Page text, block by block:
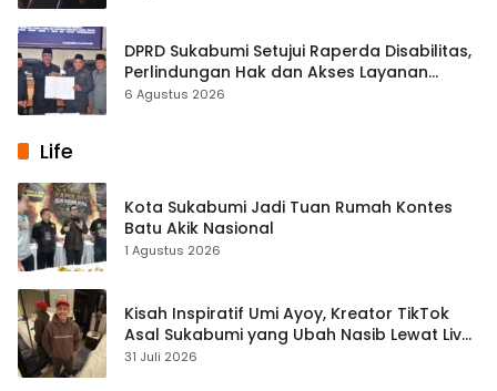
DPRD Sukabumi Setujui Raperda Disabilitas,
Perlindungan Hak dan Akses Layanan
Diperkuat
6 Agustus 2026
Life
Kota Sukabumi Jadi Tuan Rumah Kontes
Batu Akik Nasional
1 Agustus 2026
Kisah Inspiratif Umi Ayoy, Kreator TikTok
Asal Sukabumi yang Ubah Nasib Lewat Live
Streaming
31 Juli 2026